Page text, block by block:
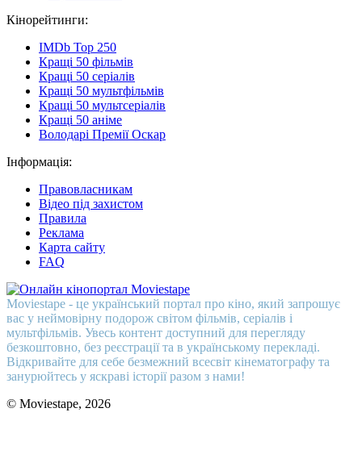
Кінорейтинги:
IMDb Top 250
Кращі 50 фільмів
Кращі 50 серіалів
Кращі 50 мультфільмів
Кращі 50 мультсеріалів
Кращі 50 аніме
Володарі Премії Оскар
Інформація:
Правовласникам
Відео під захистом
Правила
Реклама
Карта сайту
FAQ
Moviestape - це український портал про кіно, який запрошує
вас у неймовірну подорож світом фільмів, серіалів і
мультфільмів. Увесь контент доступний для перегляду
безкоштовно, без реєстрації та в українському перекладі.
Відкривайте для себе безмежний всесвіт кінематографу та
занурюйтесь у яскраві історії разом з нами!
© Moviestape, 2026